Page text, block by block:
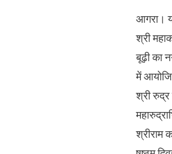
आगरा।
श्री
बूढ़ी का
में
श्री रुद्र
श्रीराम